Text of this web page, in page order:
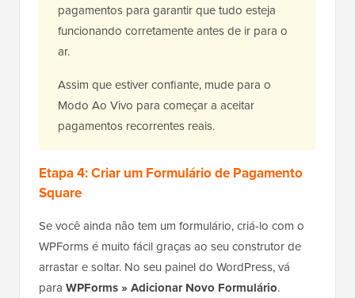
pagamentos para garantir que tudo esteja
funcionando corretamente antes de ir para o
ar.
Assim que estiver confiante, mude para o
Modo Ao Vivo para começar a aceitar
pagamentos recorrentes reais.
Etapa 4: Criar um Formulário de Pagamento
Square
Se você ainda não tem um formulário, criá-lo com o
WPForms é muito fácil graças ao seu construtor de
arrastar e soltar. No seu painel do WordPress, vá
para WPForms » Adicionar Novo Formulário.